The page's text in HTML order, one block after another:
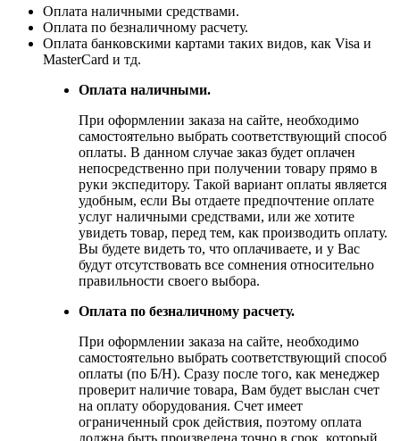
Оплата наличными средствами.
Оплата по безналичному расчету.
Оплата банковскими картами таких видов, как Visa и
MasterCard и тд.
Оплата наличными.
При оформлении заказа на сайте, необходимо
самостоятельно выбрать соответствующий способ
оплаты. В данном случае заказ будет оплачен
непосредственно при получении товару прямо в
руки экспедитору. Такой вариант оплаты является
удобным, если Вы отдаете предпочтение оплате
услуг наличными средствами, или же хотите
увидеть товар, перед тем, как производить оплату.
Вы будете видеть то, что оплачиваете, и у Вас
будут отсутствовать все сомнения относительно
правильности своего выбора.
Оплата по безналичному расчету.
При оформлении заказа на сайте, необходимо
самостоятельно выбрать соответствующий способ
оплаты (по Б/Н). Сразу после того, как менеджер
проверит наличие товара, Вам будет выслан счет
на оплату оборудования. Счет имеет
ограниченный срок действия, поэтому оплата
должна быть произведена точно в срок, который